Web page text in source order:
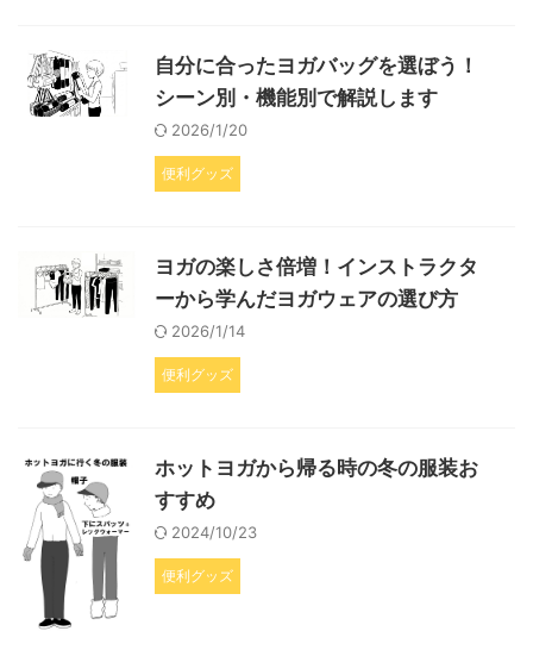
自分に合ったヨガバッグを選ぼう！
シーン別・機能別で解説します
2026/1/20
便利グッズ
ヨガの楽しさ倍増！インストラクタ
ーから学んだヨガウェアの選び方
2026/1/14
便利グッズ
ホットヨガから帰る時の冬の服装お
すすめ
2024/10/23
便利グッズ